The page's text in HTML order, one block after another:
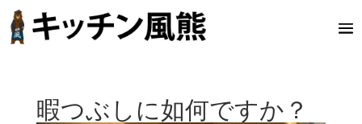
暇つぶしに如何ですか？